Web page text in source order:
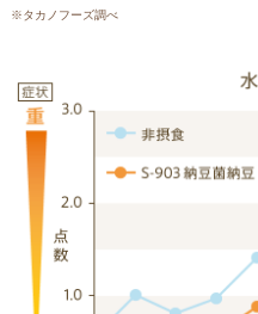
※タカノフーズ調べ